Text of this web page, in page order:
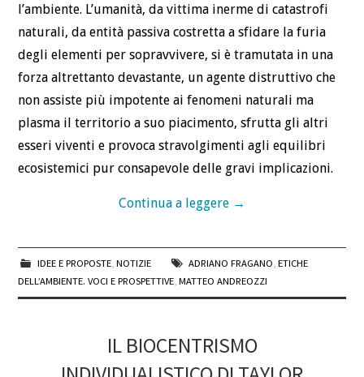
l’ambiente. L’umanità, da vittima inerme di catastrofi
naturali, da entità passiva costretta a sfidare la furia
degli elementi per sopravvivere, si è tramutata in una
forza altrettanto devastante, un agente distruttivo che
non assiste più impotente ai fenomeni naturali ma
plasma il territorio a suo piacimento, sfrutta gli altri
esseri viventi e provoca stravolgimenti agli equilibri
ecosistemici pur consapevole delle gravi implicazioni.
Continua a leggere →
IDEE E PROPOSTE, NOTIZIE ADRIANO FRAGANO, ETICHE
DELL’AMBIENTE. VOCI E PROSPETTIVE,MATTEO ANDREOZZI
IL BIOCENTRISMO